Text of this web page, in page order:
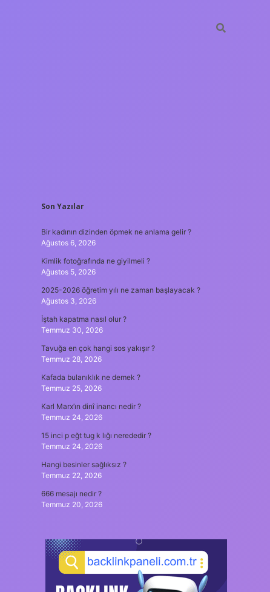
SIDEBAR
Son Yazılar
Bir kadının dizinden öpmek ne anlama gelir ?
Ağustos 6, 2026
Kimlik fotoğrafında ne giyilmeli ?
Ağustos 5, 2026
2025-2026 öğretim yılı ne zaman başlayacak ?
Ağustos 3, 2026
İştah kapatma nasıl olur ?
Temmuz 30, 2026
Tavuğa en çok hangi sos yakışır ?
Temmuz 28, 2026
Kafada bulanıklık ne demek ?
Temmuz 25, 2026
Karl Marx’ın dinî inancı nedir ?
Temmuz 24, 2026
15 inci p eğt tug k lığı nerededir ?
Temmuz 24, 2026
Hangi besinler sağlıksız ?
Temmuz 22, 2026
666 mesajı nedir ?
Temmuz 20, 2026